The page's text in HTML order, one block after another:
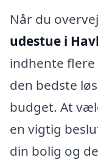
Når du
udestue i
indhente
den bedste
budget. At
en vigtig
din bolig og